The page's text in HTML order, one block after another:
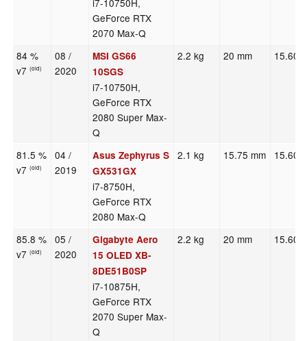
GeForce RTX
2070 Max-Q
84 %
v7(old)
08 /
2020
MSI GS66
10SGS
i7-10750H,
GeForce RTX
2080 Super Max-
Q
2.2 kg 20 mm 15.60"
81.5 %
v7(old)
04 /
2019
Asus Zephyrus S
GX531GX
i7-8750H,
GeForce RTX
2080 Max-Q
2.1 kg 15.75 mm 15.60"
85.8 %
v7(old)
05 /
2020
Gigabyte Aero
15 OLED XB-
8DE51B0SP
i7-10875H,
GeForce RTX
2070 Super Max-
Q
2.2 kg 20 mm 15.60"